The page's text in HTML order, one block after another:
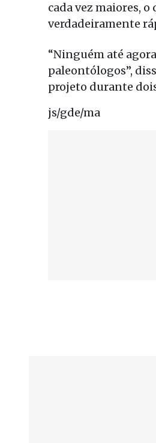
cada vez maiores,
verdadeiramente
“Ninguém até
paleontólogos”,
projeto durante
js/gde/ma